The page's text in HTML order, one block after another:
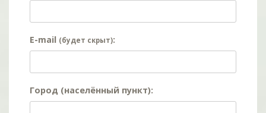
E-mail (будет скрыт):
Город (населённый пункт):